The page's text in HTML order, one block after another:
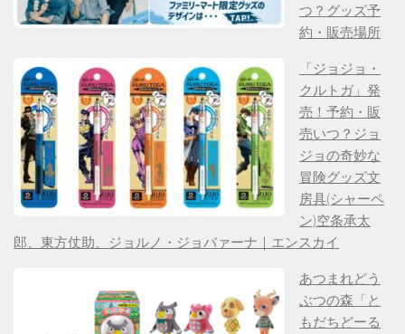
つ？グッズ予
約・販売場所
「ジョジョ・
クルトガ」発
売！予約・販
売いつ？ジョ
ジョの奇妙な
冒険グッズ文
房具(シャーペ
ン)空条承太
郎、東方仗助、ジョルノ・ジョバァーナ｜エンスカイ
あつまれどう
ぶつの森「と
もだちどーる